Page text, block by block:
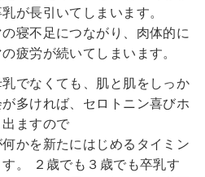
が長引いてしまいます。
寝不足につながり、肉体的に
疲労が続いてしまいます。
でなくても、肌と肌をしっか
多ければ、セロトニン喜びホ
ますので
かを新たにはじめるタイミン
。
２歳でも３歳でも卒乳す